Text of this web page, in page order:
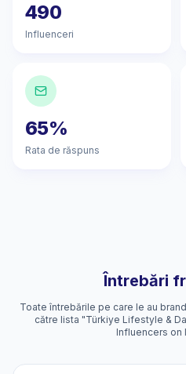
490
Influenceri
65%
Rata de răspuns
Întrebări
Toate întrebările pe care le au
către lista "Türkiye Lifestyle &
Influencers on